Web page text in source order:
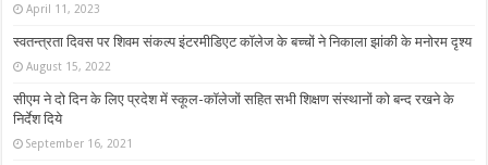
April 11, 2023
स्वतन्त्रता दिवस पर शिवम संकल्प इंटरमीडिएट कॉलेज के बच्चों ने निकाला झांकी के मनोरम दृश्य
August 15, 2022
सीएम ने दो दिन के लिए प्रदेश में स्कूल-कॉलेजों सहित सभी शिक्षण संस्थानों को बन्द रखने के
निर्देश दिये
September 16, 2021